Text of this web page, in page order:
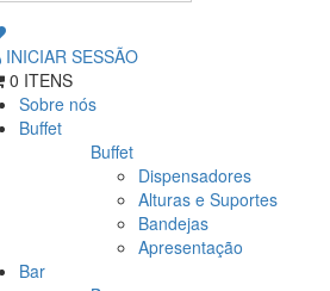
INICIAR SESSÃO
0 ITENS
Sobre nós
Buffet
Buffet
Dispensadores
Alturas e Suportes
Bandejas
Apresentação
Bar